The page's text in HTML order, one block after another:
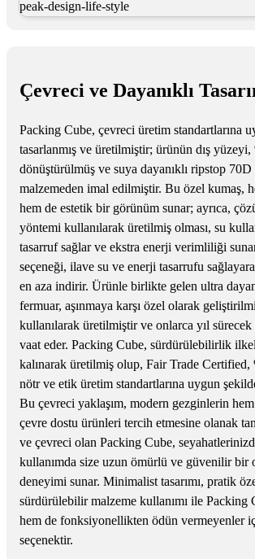
Çevreci ve Dayanıklı
Packing Cube, çevreci üretim standartlarına
tasarlanmış ve üretilmiştir; ürünün dış
dönüştürülmüş ve suya dayanıklı ripstop
malzemeden imal edilmiştir. Bu özel kumaş,
hem de estetik bir görünüm sunar; ayrıca,
yöntemi kullanılarak üretilmiş olması, su
tasarruf sağlar ve ekstra enerji verimliliği
seçeneği, ilave su ve enerji tasarrufu
en aza indirir. Ürünle birlikte gelen ultra
fermuar, aşınmaya karşı özel olarak
kullanılarak üretilmiştir ve onlarca yıl
vaat eder. Packing Cube, sürdürülebilirlik
kalınarak üretilmiş olup, Fair Trade Certified,
nötr ve etik üretim standartlarına uygun
Bu çevreci yaklaşım, modern gezginlerin
çevre dostu ürünleri tercih etmesine olanak
ve çevreci olan Packing Cube,
kullanımda size uzun ömürlü ve güvenilir bir
deneyimi sunar. Minimalist tasarımı, pratik
sürdürülebilir malzeme kullanımı ile Packing
hem de fonksiyonellikten ödün vermeyenler
seçenektir.